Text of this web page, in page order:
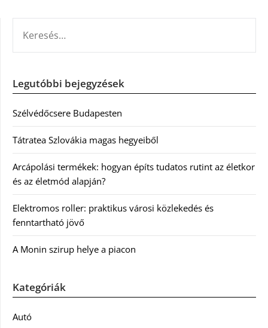
Legutóbbi bejegyzések
Szélvédőcsere Budapesten
Tátratea Szlovákia magas hegyeiből
Arcápolási termékek: hogyan építs tudatos rutint az életkor
és az életmód alapján?
Elektromos roller: praktikus városi közlekedés és
fenntartható jövő
A Monin szirup helye a piacon
Kategóriák
Autó